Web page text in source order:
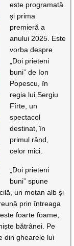
este programată
și prima
premieră a
anului 2025. Este
vorba despre
„Doi prieteni
buni” de Ion
Popescu, în
regia lui Sergiu
Fîrte, un
spectacol
destinat, în
primul rând,
celor mici.
„Doi prieteni
buni” spune
un motan alb și
prin întreaga
foarte foame,
bătrânei. Pe
din ghearele lui